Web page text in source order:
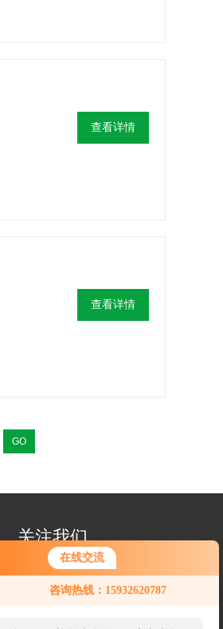
在线交流
咨询热线：15932620787
查看详情
查看详情
关注我们